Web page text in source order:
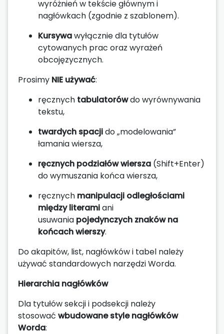
wyróżnień w tekście głównym i
nagłówkach (zgodnie z szablonem).
Kursywawyłącznie dla tytułów
cytowanych prac oraz wyrażeń
obcojęzycznych.
Prosimy NIE używać:
ręcznych tabulatorówdo wyrównywania
tekstu,
twardych spacjido „modelowania”
łamania wiersza,
ręcznych podziałów wiersza (Shift+Enter)
do wymuszania końca wiersza,
ręcznych manipulacji odległościami
między literamiani
usuwania pojedynczych znaków na
końcach wierszy.
Do akapitów, list, nagłówków i tabel należy
używać standardowych narzędzi Worda.
Hierarchia nagłówków
Dla tytułów sekcji i podsekcji należy
stosować wbudowane style nagłówków
Worda: